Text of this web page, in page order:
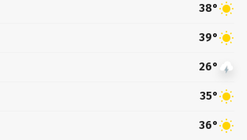
38°
39°
26°
35°
36°